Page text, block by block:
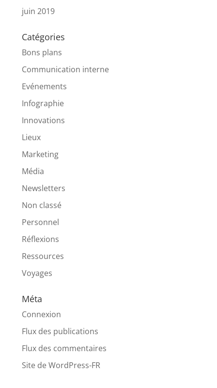
juin 2019
Catégories
Bons plans
Communication interne
Evénements
Infographie
Innovations
Lieux
Marketing
Média
Newsletters
Non classé
Personnel
Réflexions
Ressources
Voyages
Méta
Connexion
Flux des publications
Flux des commentaires
Site de WordPress-FR